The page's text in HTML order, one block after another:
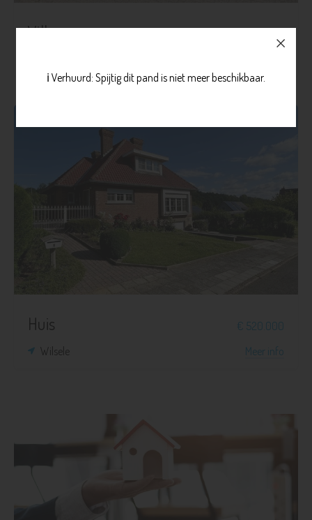
Villa
3
Huis
€ 520.000
Wilsele
Meer info
ℹ️ Verhuurd: Spijtig dit pand is niet meer beschikbaar.